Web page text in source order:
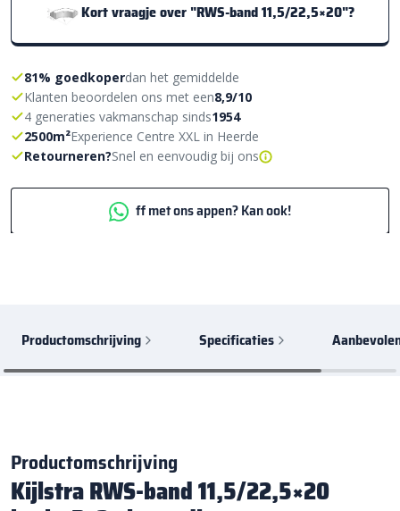
Kort vraagje over "RWS-band 11,5/22,5×20"?
81% goedkoperdan het gemiddelde
Klanten beoordelen ons met een8,9/10
4 generaties vakmanschap sinds1954
2500m²Experience Centre XXL in Heerde
Retourneren?Snel en eenvoudig bij ons
ff met ons appen? Kan ook!
Productomschrijving Specificaties
Productomschrijving
Kijlstra RWS-band 11,5/22,5×20